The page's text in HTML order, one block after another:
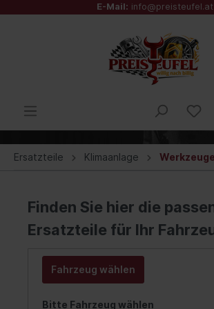
E-Mail: info@preisteufel.at
Ersatzteile Klimaanlage Werkzeuge
Finden Sie hier die
Ersatzteile für Ihr
Fahrzeug wählen
Bitte Fahrzeug wählen